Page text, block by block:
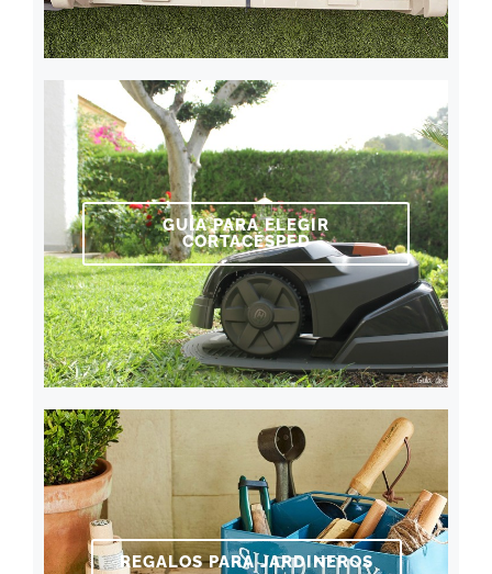
GUÍA PARA ELEGIR
CORTACÉSPED
REGALOS PARA JARDINEROS